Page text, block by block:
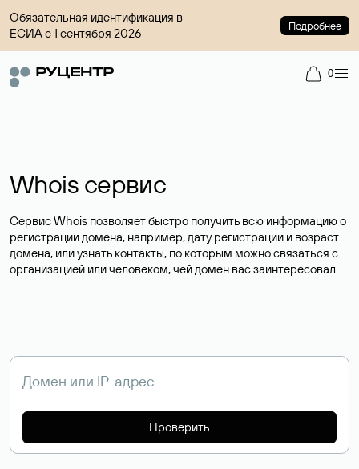
Обязательная идентификация в
ЕСИА с 1 сентября 2026
Подробнее
0
Whois сервис
Сервис Whois позволяет быстро получить всю информацию о
регистрации домена, например, дату регистрации и возраст
домена, или узнать контакты, по которым можно связаться с
организацией или человеком, чей домен вас заинтересовал.
Проверить